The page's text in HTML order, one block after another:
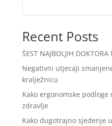
Recent Posts
ŠEST NAJBOLJIH DOKTORA
Negativni utjecaji
kralježnicu
Kako ergonomske
zdravlje
Kako dugotrajno sjedenje